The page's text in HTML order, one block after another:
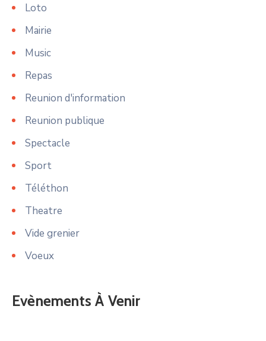
Loto
Mairie
Music
Repas
Reunion d'information
Reunion publique
Spectacle
Sport
Téléthon
Theatre
Vide grenier
Voeux
Evènements À Venir